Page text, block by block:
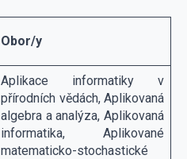
Obor/y
Aplikace informatiky v
přírodních vědách, Aplikovaná
algebra a analýza, Aplikovaná
informatika, Aplikované
matematicko-stochastické